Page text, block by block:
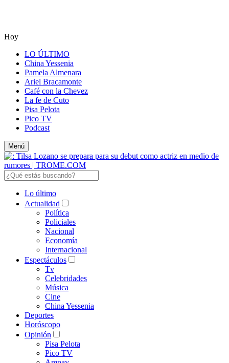
Hoy
LO ÚLTIMO
China Yessenia
Pamela Almenara
Ariel Bracamonte
Café con la Chevez
La fe de Cuto
Pisa Pelota
Pico TV
Podcast
Menú
Lo último
Actualidad
Política
Policiales
Nacional
Economía
Internacional
Espectáculos
Tv
Celebridades
Música
Cine
China Yessenia
Deportes
Horóscopo
Opinión
Pisa Pelota
Pico TV